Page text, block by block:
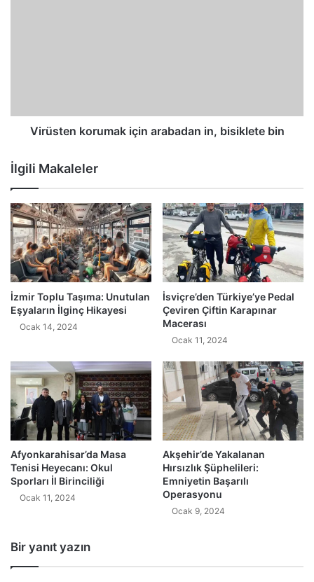
Virüsten korumak için arabadan in, bisiklete bin
İlgili Makaleler
İzmir Toplu Taşıma: Unutulan
Eşyaların İlginç Hikayesi
Ocak 14, 2024
İsviçre’den Türkiye’ye Pedal
Çeviren Çiftin Karapınar
Macerası
Ocak 11, 2024
Afyonkarahisar’da Masa
Tenisi Heyecanı: Okul
Sporları İl Birinciliği
Ocak 11, 2024
Akşehir’de Yakalanan
Hırsızlık Şüphelileri:
Emniyetin Başarılı
Operasyonu
Ocak 9, 2024
Bir yanıt yazın